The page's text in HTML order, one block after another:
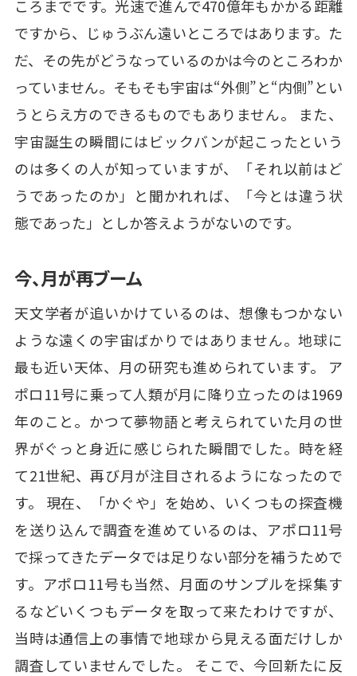
ころまでです。光速で進んで470億年もかかる距離
ですから、じゅうぶん遠いところではあります。た
だ、その先がどうなっているのかは今のところわか
っていません。そもそも宇宙は“外側”と“内側”とい
うとらえ方のできるものでもありません。 また、
宇宙誕生の瞬間にはビックバンが起こったという
のは多くの人が知っていますが、「それ以前はど
うであったのか」と聞かれれば、「今とは違う状
態であった」としか答えようがないのです。
今、月が再ブーム
天文学者が追いかけているのは、想像もつかない
ような遠くの宇宙ばかりではありません。地球に
最も近い天体、月の研究も進められています。 ア
ポロ11号に乗って人類が月に降り立ったのは1969
年のこと。かつて夢物語と考えられていた月の世
界がぐっと身近に感じられた瞬間でした。時を経
て21世紀、再び月が注目されるようになったので
す。 現在、「かぐや」を始め、いくつもの探査機
を送り込んで調査を進めているのは、アポロ11号
で採ってきたデータでは足りない部分を補うためで
す。アポロ11号も当然、月面のサンプルを採集す
るなどいくつもデータを取って来たわけですが、
当時は通信上の事情で地球から見える面だけしか
調査していませんでした。 そこで、今回新たに反